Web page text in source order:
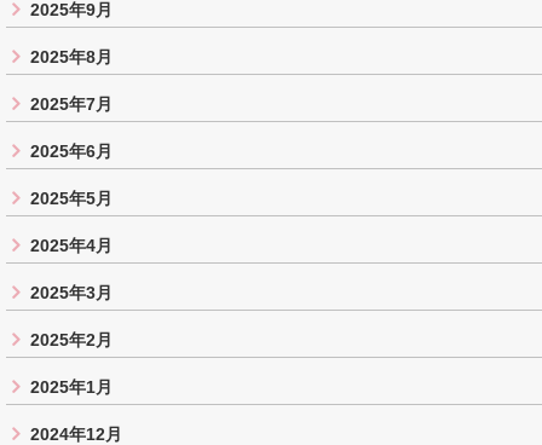
2025年9月
2025年8月
2025年7月
2025年6月
2025年5月
2025年4月
2025年3月
2025年2月
2025年1月
2024年12月